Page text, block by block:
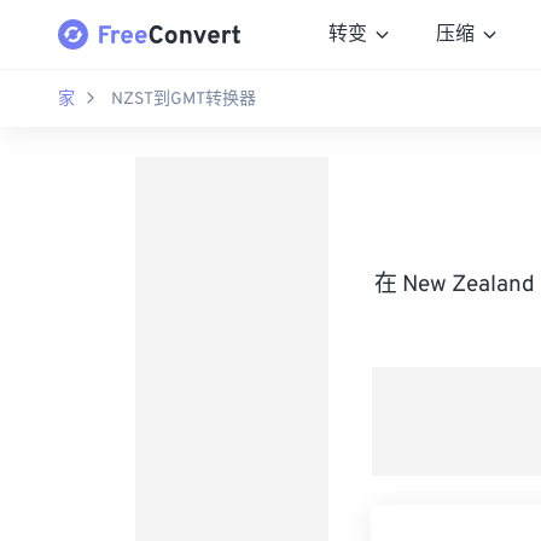
转变 压缩
家 NZST到GMT转换器
在 New